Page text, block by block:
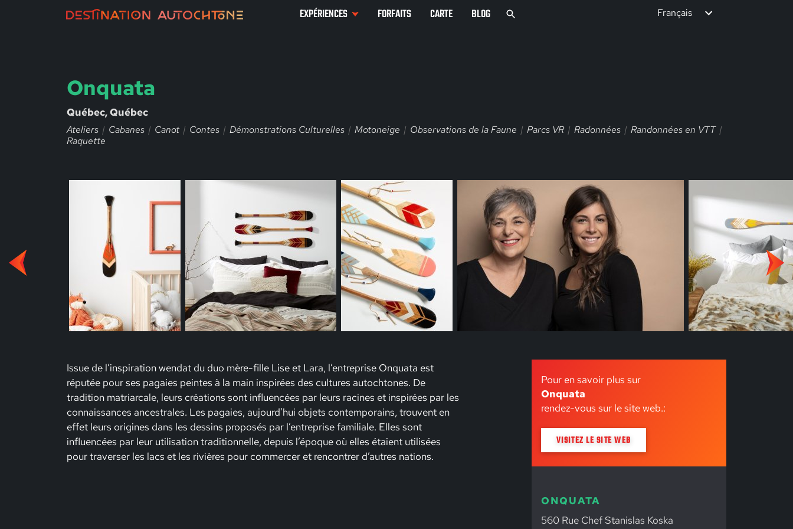
EXPÉRIENCES FORFAITS CARTE BLOG Français
Onquata
Québec, Québec
Ateliers Cabanes Canot Contes Démonstrations Culturelles Motoneige Observations de la Faune Parcs VR Radonnées
Randonnées en VTT
Raquette
Issue de l’inspiration wendat du duo mère-fille Lise et Lara, l’entreprise Onquata est
réputée pour ses pagaies peintes à la main inspirées des cultures autochtones. De
tradition matriarcale, leurs créations sont influencées par leurs racines et inspirées par les
connaissances ancestrales. Les pagaies, aujourd’hui objets contemporains, trouvent en
effet leurs origines dans les dessins proposés par l’entreprise familiale. Elles sont
influencées par leur utilisation traditionnelle, depuis l’époque où elles étaient utilisées
pour traverser les lacs et les rivières pour commercer et rencontrer d’autres nations.
Pour en savoir plus sur
Onquata
rendez-vous sur le site web.:
VISITEZ LE SITE WEB
ONQUATA
560 Rue Chef Stanislas Koska